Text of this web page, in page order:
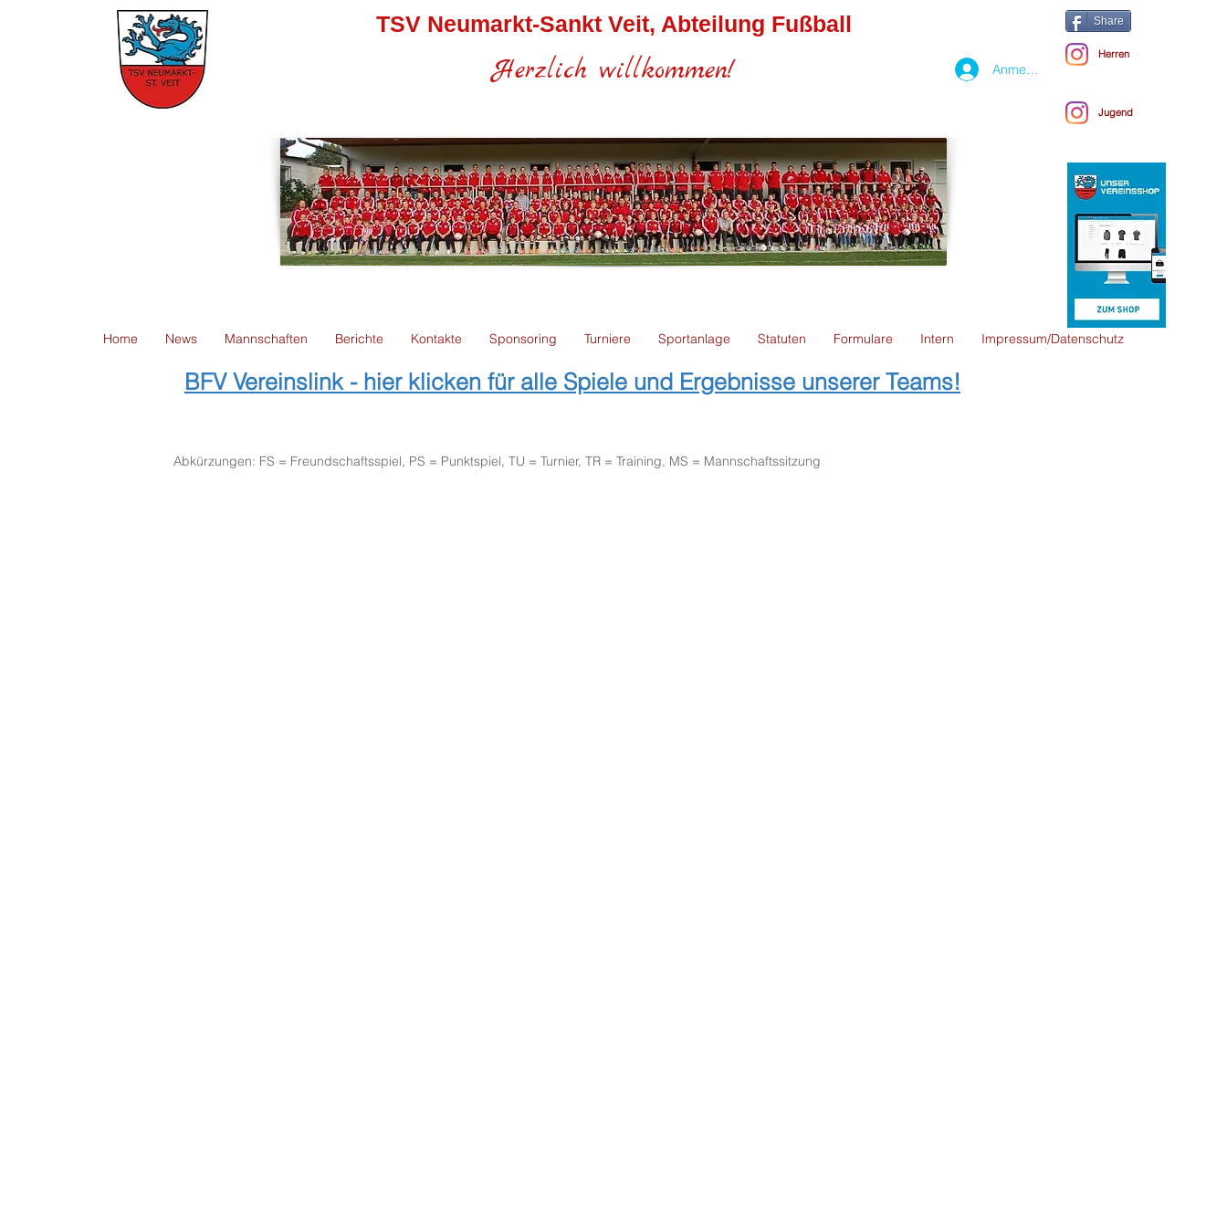
TSV Neumarkt-Sankt Veit, Abteilung Fußball
Herzlich willkommen! Anmelden
Share
Herren
Jugend
Home News Mannschaften Berichte Kontakte Sponsoring Turniere Sportanlage Statuten Formulare Intern Impressum/Datenschutz
BFV Vereinslink - hier klicken für alle Spiele und Ergebnisse unserer Teams!
Abkürzungen: FS = Freundschaftsspiel, PS = Punktspiel, TU = Turnier, TR = Training, MS = Mannschaftssitzung